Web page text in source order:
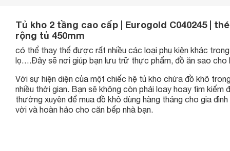
Tủ kho 2 tầng cao cấp | Eurogold C040245 |
rộng tủ 450mm
có thể thay thế được rất nhiều các loại phụ kiện khác
lọ….Đây sẽ nơi giúp bạn lưu trữ thực phẩm, đồ ăn sao cho
Với sự hiện diện của một chiếc hệ tủ kho chứa đồ khô
nhiều thời gian. Bạn sẽ không còn phải loay hoay tìm
thường xuyên để mua đồ khô dùng hàng tháng cho gia
vời và hoàn hảo cho căn bếp nhà bạn.